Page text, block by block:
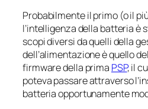
Probabilmente il primo (o il
l’intelligenzadella batteria è
scopi diversi da quelli della
dell’alimentazione è quello
firmware della prima PSP, il
poteva passare attraverso
batteria opportunamente